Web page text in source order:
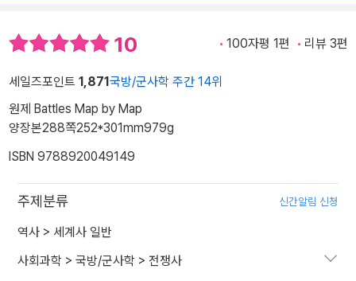
10 100자평 1편 리뷰 3편
세일즈포인트 1,871 국방/군사학 주간 14위
원제 Battles Map by Map
양장본288쪽252*301mm979g
ISBN 9788920049149
주제분류 신간알림 신청
역사 > 세계사 일반
사회과학 > 국방/군사학 > 전쟁사